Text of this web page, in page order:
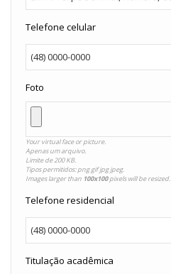
Telefone celular
Foto
Your virtual face or picture.
Apenas um arquivo.
Limite de 200 KB.
Tipos permitidos: png gif jpg jpeg.
Images larger than 100x100pixels will be resized.
Telefone residencial
Titulação acadêmica